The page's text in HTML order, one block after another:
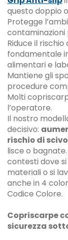
questo doppio
Protegge
Riduce il
fondamentale
alimentari e
Mantiene gli
procedure
Molti
l’operatore.
Il nostro
decisivo:
rischio di
lisce o
contesti dove
materiali o si
anche in 4
Codice Colore.
Copriscarpe
sicurezza